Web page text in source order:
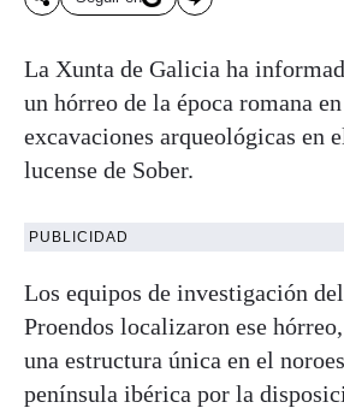
La Xunta de Galicia ha
un hórreo de la época romana
excavaciones arqueológicas en
lucense de Sober.
PUBLICIDAD
Los equipos de investigación
Proendos localizaron ese
una estructura única en el
península ibérica por la